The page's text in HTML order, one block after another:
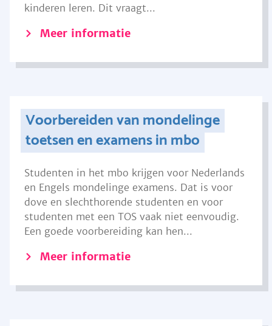
kinderen leren. Dit vraagt...
Meer informatie
Voorbereiden van mondelinge
toetsen en examens in mbo
Studenten in het mbo krijgen voor Nederlands
en Engels mondelinge examens. Dat is voor
dove en slechthorende studenten en voor
studenten met een TOS vaak niet eenvoudig.
Een goede voorbereiding kan hen...
Meer informatie